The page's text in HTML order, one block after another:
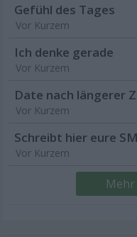
Gefühl des Tages
Vor Kurzem
Ich denke gerade
Vor Kurzem
Date nach längerer
Vor Kurzem
Schreibt hier eure
Vor Kurzem